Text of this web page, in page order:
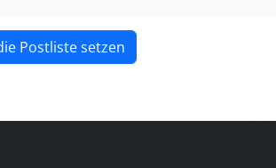
Postliste setzen